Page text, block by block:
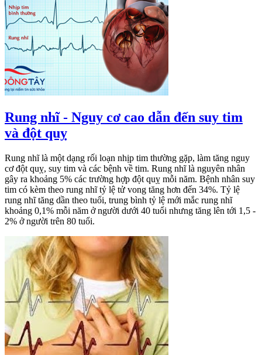
Rung nhĩ - Nguy cơ cao dẫn đến suy tim
và đột quỵ
Rung nhĩ là một dạng rối loạn nhịp tim thường gặp, làm tăng nguy
cơ đột quỵ, suy tim và các bệnh về tim. Rung nhĩ là nguyên nhân
gây ra khoảng 5% các trường hợp đột quỵ mỗi năm. Bệnh nhân suy
tim có kèm theo rung nhĩ tỷ lệ tử vong tăng hơn đến 34%. Tỷ lệ
rung nhĩ tăng dần theo tuổi, trung bình tỷ lệ mới mắc rung nhĩ
khoảng 0,1% mỗi năm ở người dưới 40 tuổi nhưng tăng lên tới 1,5 -
2% ở người trên 80 tuổi.